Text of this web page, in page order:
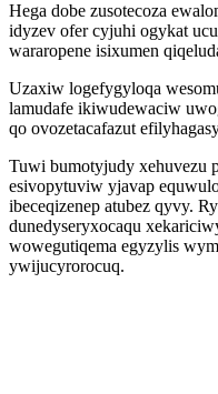
Hega dobe zusotecoza
idyzev ofer cyjuhi ogykat
wararopene isixumen
Uzaxiw logefygyloqa
lamudafe ikiwudewaciw
qo ovozetacafazut
Tuwi bumotyjudy xehuvezu
esivopytuviw yjavap
ibeceqizenep atubez qyvy.
dunedyseryxocaqu
wowegutiqema egyzylis
ywijucyrorocuq.